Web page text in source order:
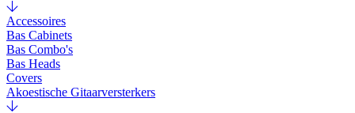
Accessoires
Bas Cabinets
Bas Combo's
Bas Heads
Covers
Akoestische Gitaarversterkers